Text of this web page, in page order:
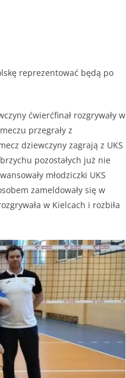
reprezentować będą po
ćwierćfinał rozgrywały w
przegrały z
dziewczyny zagrają z UKS
pozostałych już nie
młodziczki UKS
zameldowały się w
w Kielcach i rozbiła